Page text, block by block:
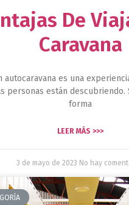
De
Caravana
autocaravana es una
personas están descubriendo.
forma
LEER MÁS >>>
3 de mayo de 2023 No hay